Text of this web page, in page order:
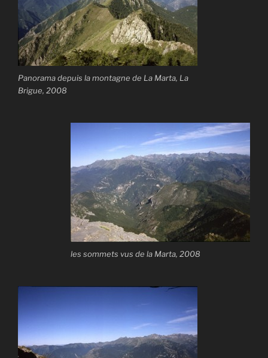
Panorama depuis la montagne de La Marta, La
Brigue, 2008
les sommets vus de la Marta, 2008